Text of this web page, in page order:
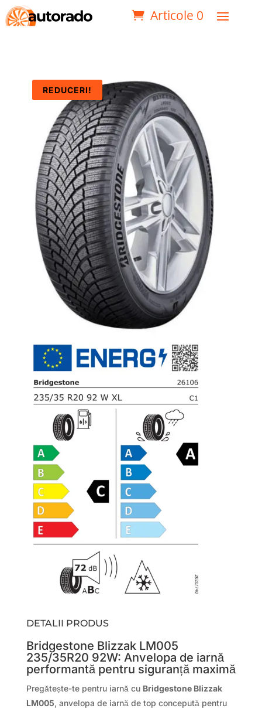
Articole 0
REDUCERI!
DETALII PRODUS
Bridgestone Blizzak LM005
235/35R20 92W: Anvelopa de iarnă
performantă pentru siguranță maximă
Pregătește-te pentru iarnă cu Bridgestone Blizzak
LM005, anvelopa de iarnă de top concepută pentru